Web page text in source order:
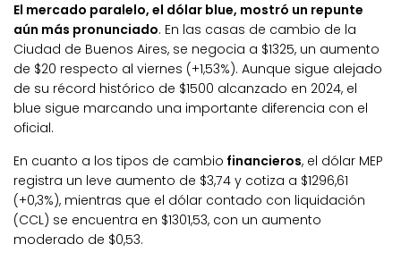
El mercado paralelo, el dólar blue, mostró un repunte
aún más pronunciado. En las casas de cambio de la
Ciudad de Buenos Aires, se negocia a $1325, un aumento
de $20 respecto al viernes (+1,53%). Aunque sigue alejado
de su récord histórico de $1500 alcanzado en 2024, el
blue sigue marcando una importante diferencia con el
oficial.
En cuanto a los tipos de cambio financieros, el dólar MEP
registra un leve aumento de $3,74 y cotiza a $1296,61
(+0,3%), mientras que el dólar contado con liquidación
(CCL) se encuentra en $1301,53, con un aumento
moderado de $0,53.